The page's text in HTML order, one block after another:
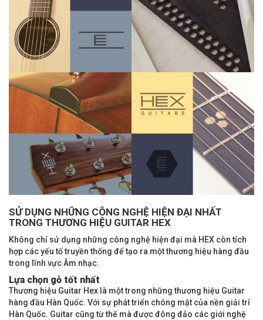
SỬ DỤNG NHỮNG CÔNG NGHỆ HIỆN ĐẠI NHẤT
TRONG THƯƠNG HIỆU GUITAR HEX
Không chỉ sử dụng những công nghệ hiện đại mà HEX còn tích
hợp các yếu tố truyền thống để tạo ra một thương hiệu hàng đầu
trong lĩnh vực Âm nhạc.
Lựa chọn gỗ tốt nhất
Thương hiệu Guitar Hex là một trong những thương hiệu Guitar
hàng đầu Hàn Quốc. Với sự phát triển chóng mặt của nền giải trí
Hàn Quốc. Guitar cũng từ thế mà được đông đảo các giới nghệ